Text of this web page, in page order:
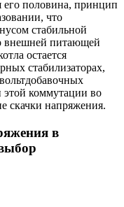
его половина, принцип
что
стабильной
внешней питающей
остается
стабилизаторах,
коммутации во
скачки напряжения.
в